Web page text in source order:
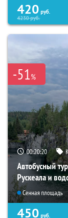
420 руб.
4230руб.
-51%
00:20:19
Автобусный
Рускеала и
Сенная площадь
450 руб.